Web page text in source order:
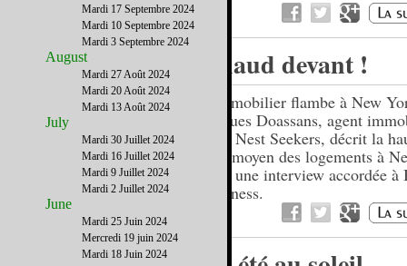
Chaud devant !
L'immobilier flambe à New
Jacques Doassans, agent
chez Nest Seekers, décrit la
prix moyen des logements à
dans une interview accordée
Business.
Mardi 17 Septembre 2024
Mardi 10 Septembre 2024
Mardi 3 Septembre 2024
August
Mardi 27 Août 2024
Mardi 20 Août 2024
Mardi 13 Août 2024
July
Mardi 30 Juillet 2024
Mardi 16 Juillet 2024
Mardi 9 Juillet 2024
Mardi 2 Juillet 2024
June
Mardi 25 Juin 2024
Mercredi 19 juin 2024
Mardi 18 Juin 2024